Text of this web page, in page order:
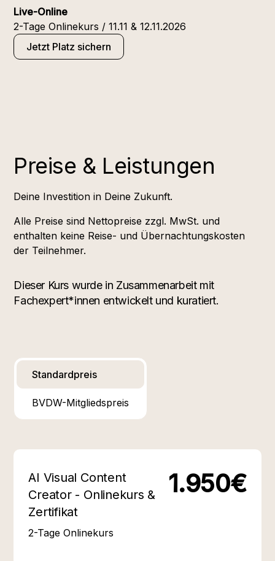
Live-Online
2-Tage Onlinekurs / 11.11 & 12.11.2026
Jetzt Platz sichern
Preise & Leistungen
Deine Investition in Deine Zukunft.
Alle Preise sind Nettopreise zzgl. MwSt. und
enthalten keine Reise- und Übernachtungskosten
der Teilnehmer.
Dieser Kurs wurde in Zusammenarbeit mit
Fachexpert*innen entwickelt und kuratiert.
Standardpreis
BVDW-Mitgliedspreis
AI Visual Content
Creator - Onlinekurs &
Zertifikat
2-Tage Onlinekurs
1.950€